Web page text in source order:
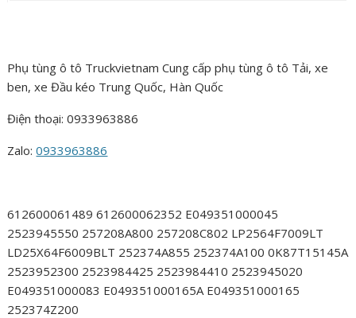
Phụ tùng ô tô Truckvietnam Cung cấp phụ tùng ô tô Tải, xe
ben, xe Đầu kéo Trung Quốc, Hàn Quốc
Điện thoại: 0933963886
Zalo:0933963886
612600061489 612600062352 E049351000045
2523945550 257208A800 257208C802 LP2564F7009LT
LD25X64F6009BLT 252374A855 252374A100 0K87T15145A
2523952300 2523984425 2523984410 2523945020
E049351000083 E049351000165A E049351000165
252374Z200